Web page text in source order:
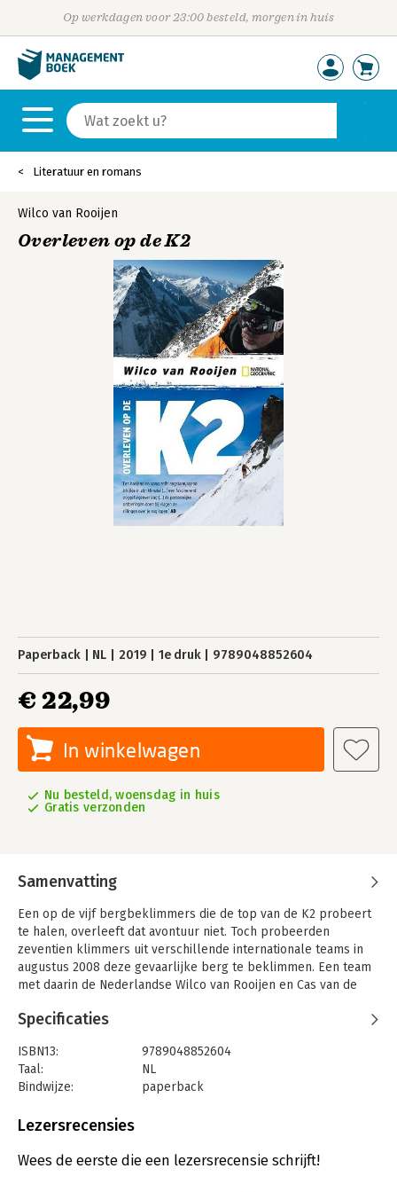
Op werkdagen voor 23:00 besteld, morgen in huis
Literatuur en romans
Wilco van Rooijen
Overleven op de K2
Paperback NL 2019 1e druk 9789048852604
€ 22,99
In winkelwagen
Nu besteld, woensdag in huis
Gratis verzonden
Samenvatting
Een op de vijf bergbeklimmers die de top van de K2 probeert
te halen, overleeft dat avontuur niet. Toch probeerden
zeventien klimmers uit verschillende internationale teams in
augustus 2008 deze gevaarlijke berg te beklimmen. Een team
met daarin de Nederlandse Wilco van Rooijen en Cas van de
McDonnell, een Ier, en Pemba Gyalje Sherpa, een Nepalees.
ramp.
Expeditieleider Wilco van Rooijen vertelt in Overleven op de
K2 het onwaarschijnlijke verhaal van deze rampzalige
veiligheidslijnen weg en maakte daarmee een veilige afdaling
terugtocht niet te hebben overleefd, waaronder McDonnell uit
Specificaties
ISBN13:
9789048852604
Taal:
NL
Bindwijze:
paperback
Uitgever:
Verschijningsdatum:
22-8-2019
Lezersrecensies
Wees de eerste die een lezersrecensie schrijft!